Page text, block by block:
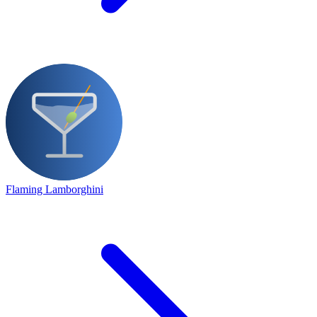
Flaming Lamborghini